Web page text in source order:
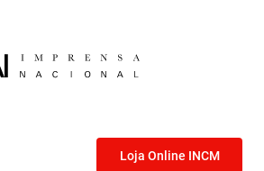
Loja Online INCM